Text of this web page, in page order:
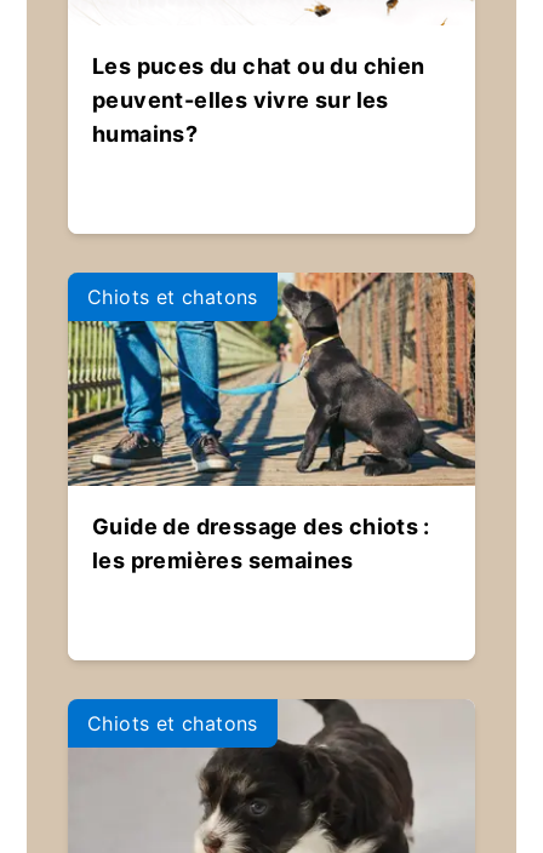
Les puces du chat ou du chien
peuvent-elles vivre sur les
humains?
Chiots et chatons
Guide de dressage des chiots :
les premières semaines
Chiots et chatons